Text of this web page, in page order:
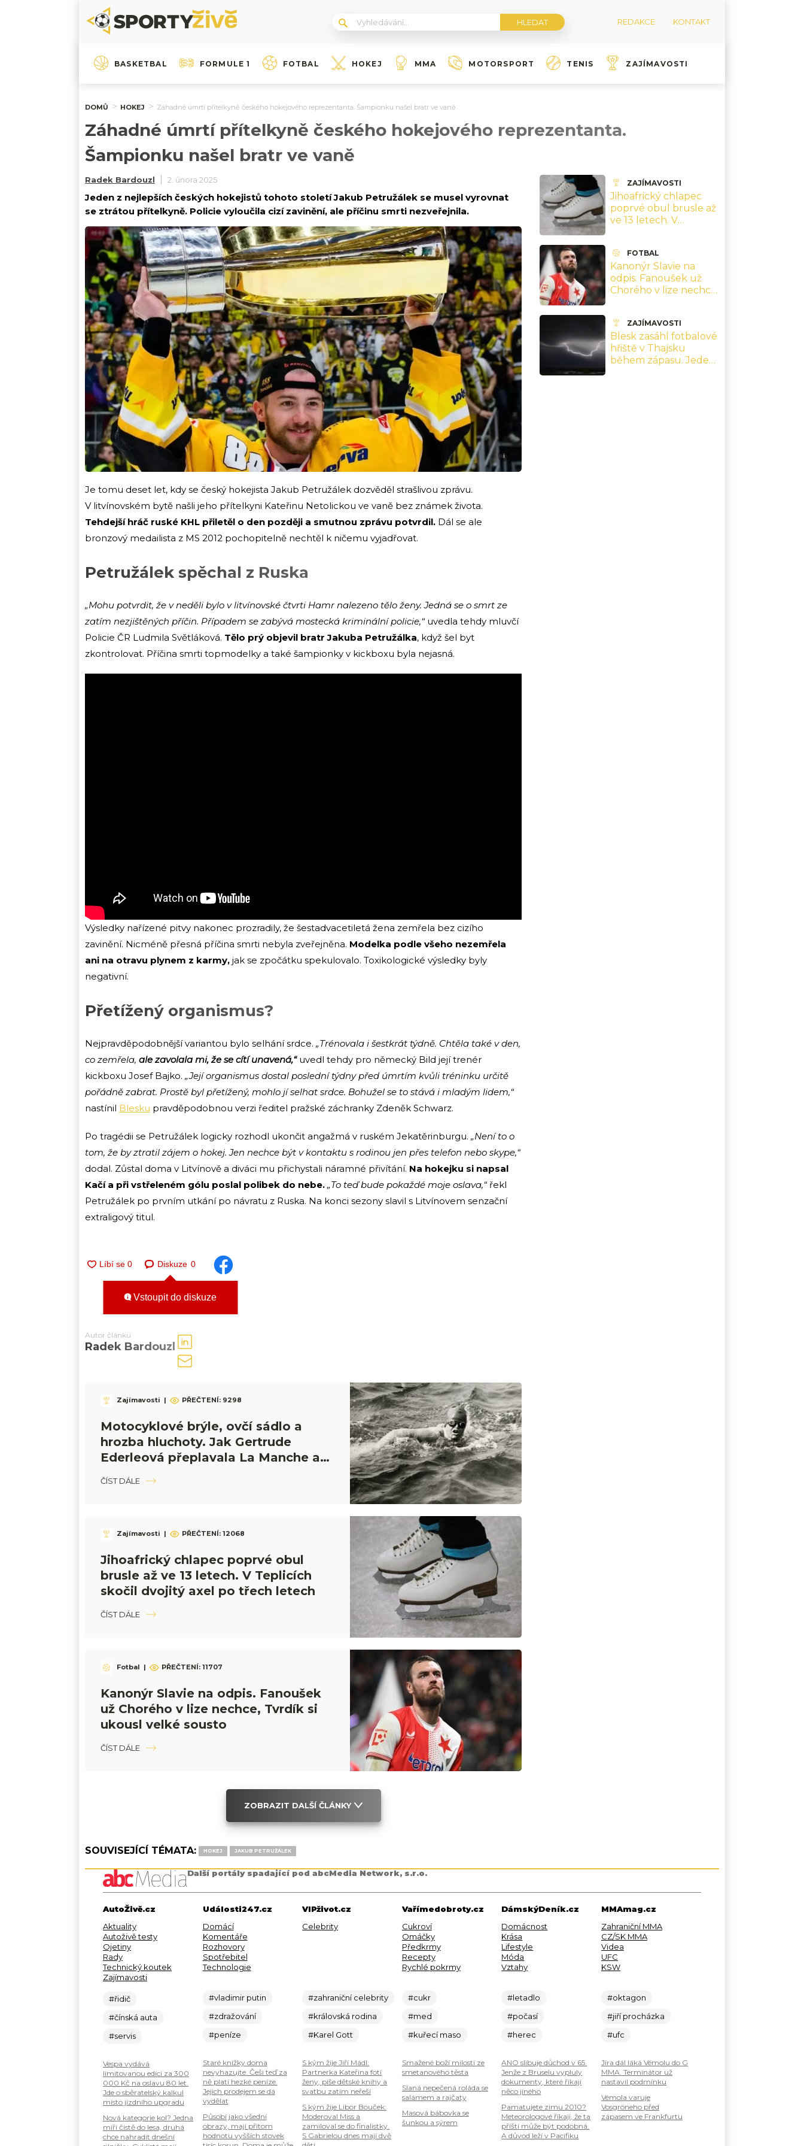
REDAKCE KONTAKT
BASKETBAL FORMULE 1 FOTBAL HOKEJ MMA MOTORSPORT TENIS ZAJÍMAVOSTI
DOMŮ HOKEJ Záhadné úmrtí přítelkyně českého hokejového reprezentanta. Šampionku našel bratr ve vaně
Záhadné úmrtí přítelkyně českého hokejového reprezentanta.
Šampionku našel bratr ve vaně
Radek Bardouzl 2. února 2025
Jeden z nejlepších českých hokejistů tohoto století Jakub Petružálek se musel vyrovnat
se ztrátou přítelkyně. Policie vyloučila cizí zavinění, ale příčinu smrti nezveřejnila.
i
Je tomu deset let, kdy se český hokejista Jakub Petružálek dozvěděl strašlivou zprávu.
V litvínovském bytě našli jeho přítelkyni Kateřinu Netolickou ve vaně bez známek života.
Tehdejší hráč ruské KHL přiletěl o den později a smutnou zprávu potvrdil. Dál se ale
bronzový medailista z MS 2012 pochopitelně nechtěl k ničemu vyjadřovat.
Petružálek spěchal z Ruska
„Mohu potvrdit, že v neděli bylo v litvínovské čtvrti Hamr nalezeno tělo ženy. Jedná se o smrt ze
zatím nezjištěných příčin. Případem se zabývá mostecká kriminální policie,“uvedla tehdy mluvčí
Policie ČR Ludmila Světláková. Tělo prý objevil bratr Jakuba Petružálka, když šel byt
zkontrolovat. Příčina smrti topmodelky a také šampionky v kickboxu byla nejasná.
Výsledky nařízené pitvy nakonec prozradily, že šestadvacetiletá žena zemřela bez cizího
zavinění. Nicméně přesná příčina smrti nebyla zveřejněna. Modelka podle všeho nezemřela
ani na otravu plynem z karmy, jak se zpočátku spekulovalo. Toxikologické výsledky byly
negativní.
Přetížený organismus?
Nejpravděpodobnější variantou bylo selhání srdce. „Trénovala i šestkrát týdně. Chtěla také v den,
co zemřela, ale zavolala mi, že se cítí unavená,“ uvedl tehdy pro německý Bild její trenér
kickboxu Josef Bajko. „Její organismus dostal poslední týdny před úmrtím kvůli tréninku určitě
pořádně zabrat. Prostě byl přetížený, mohlo jí selhat srdce. Bohužel se to stává i mladým lidem,“
nastínil Blesku pravděpodobnou verzi ředitel pražské záchranky Zdeněk Schwarz.
Po tragédii se Petružálek logicky rozhodl ukončit angažmá v ruském Jekatěrinburgu. „Není to o
tom, že by ztratil zájem o hokej. Jen nechce být v kontaktu s rodinou jen přes telefon nebo skype,“
dodal. Zůstal doma v Litvínově a diváci mu přichystali náramné přivítání. Na hokejku si napsal
Kačí a při vstřeleném gólu poslal polibek do nebe. „To teď bude pokaždé moje oslava,“řekl
Petružálek po prvním utkání po návratu z Ruska. Na konci sezony slavil s Litvínovem senzační
extraligový titul.
Diskuze 0
Vstoupit do diskuze
Autor článku
Radek Bardouzl
Zajímavosti | PŘEČTENÍ: 9298
Motocyklové brýle, ovčí sádlo a
hrozba hluchoty. Jak Gertrude
Ederleová přeplavala La Manche a
ČÍST DÁLE
Zajímavosti | PŘEČTENÍ: 12068
Jihoafrický chlapec poprvé obul
brusle až ve 13 letech. V Teplicích
skočil dvojitý axel po třech letech
ČÍST DÁLE
Fotbal | PŘEČTENÍ: 11707
Kanonýr Slavie na odpis. Fanoušek
už Chorého v lize nechce, Tvrdík si
ukousl velké sousto
ČÍST DÁLE
ZOBRAZIT DALŠÍ ČLÁNKY
SOUVISEJÍCÍ TÉMATA: HOKEJ JAKUB PETRUŽÁLEK
ZAJÍMAVOSTI
Jihoafrický chlapec
poprvé obul brusle až
ve 13 letech. V
FOTBAL
Kanonýr Slavie na
odpis. Fanoušek už
Chorého v lize nechce,
ZAJÍMAVOSTI
Blesk zasáhl fotbalové
hřiště v Thajsku
během zápasu. Jeden
Další portály spadající pod abcMedia Network, s.r.o.
AutoŽivě.cz
Aktuality
Autoživě testy
Ojetiny
Rady
Technický koutek
Zajímavosti
#řidič
#čínská auta
#servis
Vespa vydává
limitovanou edici za 300
000 Kč na oslavu 80 let.
Jde o sběratelský kalkul
místo jízdního upgradu
Nová kategorie kol? Jedna
míří čistě do lesa, druhá
chce nahradit dnešní
Události247.cz
Domácí
Komentáře
Rozhovory
Spotřebitel
Technologie
#vladimir putin
#zdražování
#peníze
Staré knížky doma
nevyhazujte. Češi teď za
ně platí hezké peníze.
Jejich prodejem se dá
vydělat
Působí jako všední
obrazy, mají přitom
hodnotu vyšších stovek
VIPživot.cz
Celebrity
#zahraniční celebrity
#královská rodina
#Karel Gott
S kým žije Jiří Mádl:
Partnerka Kateřina fotí
ženy, píše dětské knihy a
svatbu zatím neřeší
S kým žije Libor Bouček:
Moderoval Miss a
zamiloval se do finalistky.
S Gabrielou dnes mají dvě
Vařímedobroty.cz
Cukroví
Omáčky
Předkrmy
Recepty
Rychlé pokrmy
#cukr
#med
#kuřecí maso
Smažené boží milosti ze
smetanového těsta
Slaná nepečená roláda se
salámem a rajčaty
Masová bábovka se
šunkou a sýrem
DámskýDeník.cz
Domácnost
Krása
Lifestyle
Móda
Vztahy
#letadlo
#počasí
#herec
ANO slibuje důchod v 65.
Jenže z Bruselu vypluly
dokumenty, které říkají
něco jiného
Pamatujete zimu 2010?
Meteorologové říkají, že ta
příští může být podobná.
A důvod leží v Pacifiku
MMAmag.cz
Zahraniční MMA
CZ/SK MMA
Videa
UFC
KSW
#oktagon
#jiří procházka
#ufc
Jíra dál láká Vémolu do G
MMA. Terminátor už
nastavil podmínku
Vémola varuje
Vosgröneho před
zápasem ve Frankfurtu